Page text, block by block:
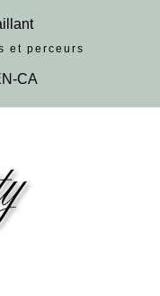
et perceurs